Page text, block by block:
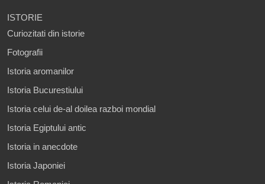
ISTORIE
Curiozitati din istorie
Fotografii
Istoria aromanilor
Istoria Bucurestiului
Istoria celui de-al doilea razboi mondial
Istoria Egiptului antic
Istoria in anecdote
Istoria Japoniei